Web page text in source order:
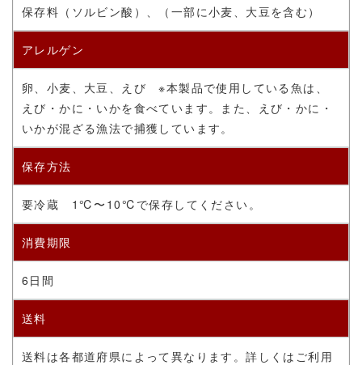
保存料（ソルビン酸）、（一部に小麦、大豆を含む）
アレルゲン
卵、小麦、大豆、えび ※本製品で使用している魚は、
えび・かに・いかを食べています。また、えび・かに・
いかが混ざる漁法で捕獲しています。
保存方法
要冷蔵 1℃〜10℃で保存してください。
消費期限
6日間
送料
送料は各都道府県によって異なります。詳しくはご利用